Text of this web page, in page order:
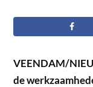
VEENDAM/
de